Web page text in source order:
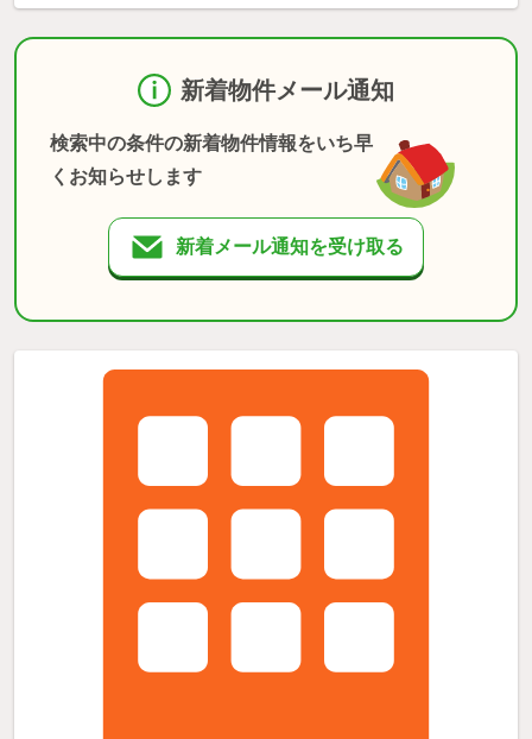
新着物件メール通知
検索中の条件の新着物件情報をいち早
くお知らせします
新着メール通知を受け取る